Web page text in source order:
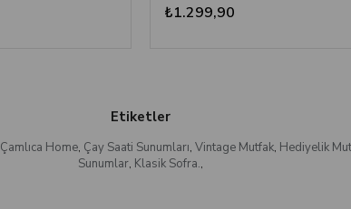
₺1.299,90
Etiketler
Çamlıca Home, Çay Saati Sunumları, Vintage Mutfak, Hediyelik
Sunumlar, Klasik Sofra.,